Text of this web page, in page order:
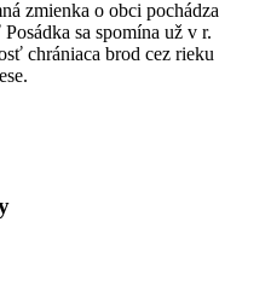
zmienka o obci pochádza
sa spomína už v r.
chrániaca brod cez rieku